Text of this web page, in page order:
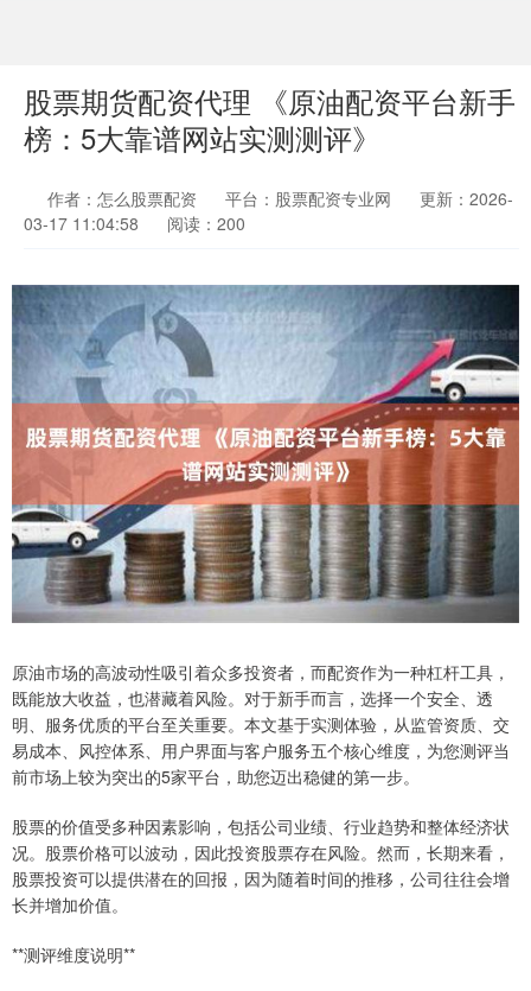
股票期货配资代理 《原油配资平台新手
榜：5大靠谱网站实测测评》
作者：怎么股票配资 平台：股票配资专业网
更新：2026-
03-17 11:04:58
阅读：200
原油市场的高波动性吸引着众多投资者，而配资作为一种杠杆工具，
既能放大收益，也潜藏着风险。对于新手而言，选择一个安全、透
明、服务优质的平台至关重要。本文基于实测体验，从监管资质、交
易成本、风控体系、用户界面与客户服务五个核心维度，为您测评当
前市场上较为突出的5家平台，助您迈出稳健的第一步。
股票的价值受多种因素影响，包括公司业绩、行业趋势和整体经济状
况。股票价格可以波动，因此投资股票存在风险。然而，长期来看，
股票投资可以提供潜在的回报，因为随着时间的推移，公司往往会增
长并增加价值。
**测评维度说明**